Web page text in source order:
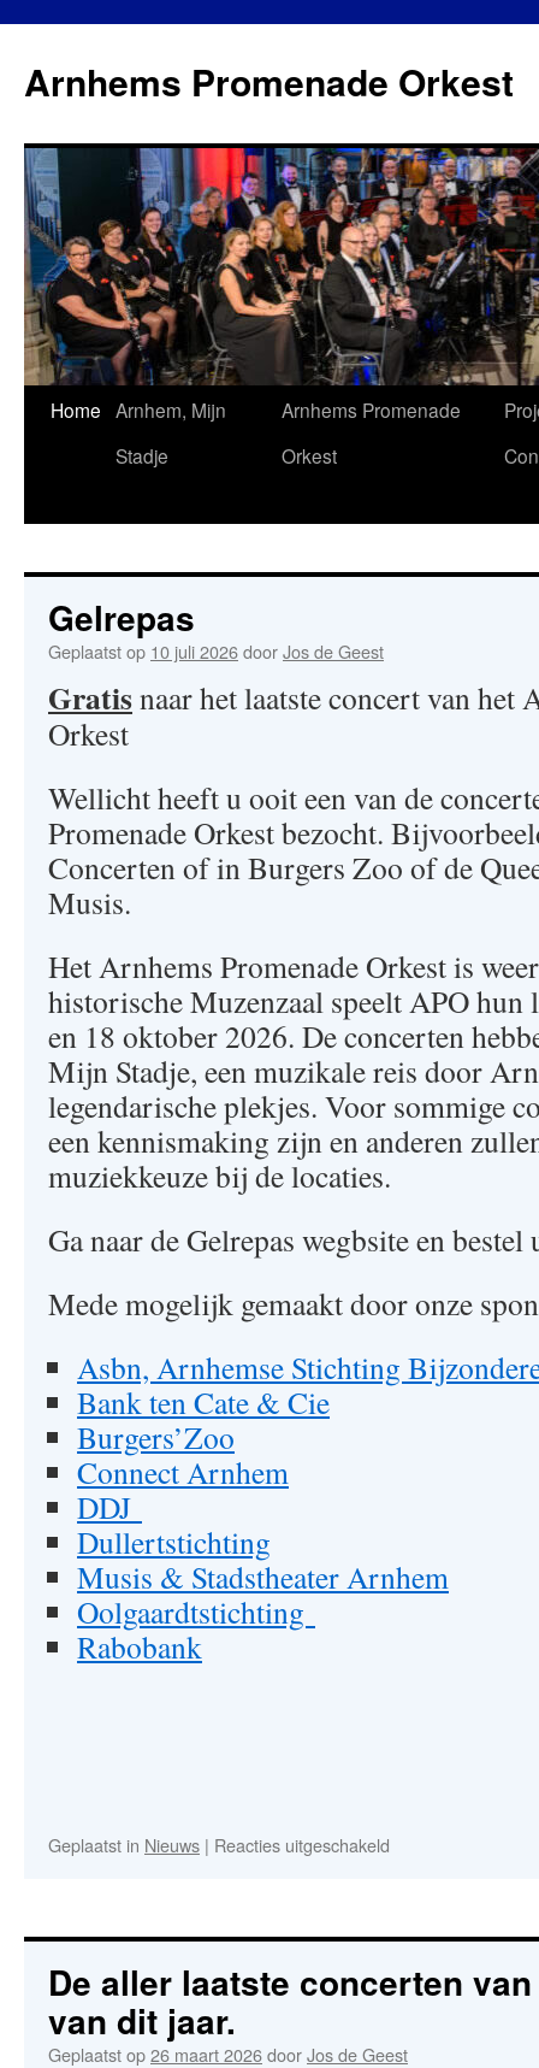
de
inhoud
Arnhems Promenade Orkest
Home Arnhem, Mijn
Stadje
Arnhems Promenade
Orkest
Gelrepas
Geplaatst op 10 juli 2026doorJos de Geest
Gratisnaar het laatste concert van het
Orkest
Wellicht heeft u ooit een van de
Promenade Orkest bezocht.
Concerten of in Burgers Zoo of de
Musis.
Het Arnhems Promenade Orkest is
historische Muzenzaal speelt APO hun
en 18 oktober 2026. De concerten
Mijn Stadje, een muzikale reis door
legendarische plekjes. Voor sommige
een kennismaking zijn en anderen
muziekkeuze bij de locaties.
Ga naar de Gelrepas wegbsite en
Mede mogelijk gemaakt door onze
Asbn, Arnhemse Stichting
Bank ten Cate & Cie
Burgers’Zoo
Connect Arnhem
DDJ
Dullertstichting
Musis & Stadstheater Arnhem
Oolgaardtstichting
Rabobank
Geplaatst in Nieuws | Reacties uitgeschakeld
De aller laatste concerten
van dit jaar.
Geplaatst op26 maart 2026doorJos de Geest